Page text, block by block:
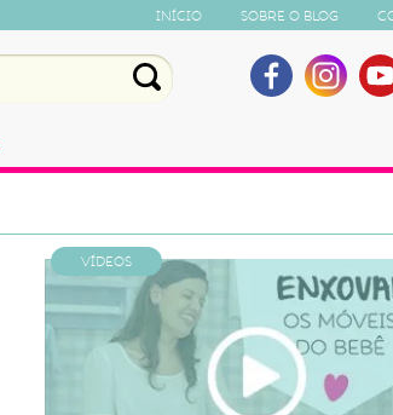
Início Sobre o Blog
Vídeos